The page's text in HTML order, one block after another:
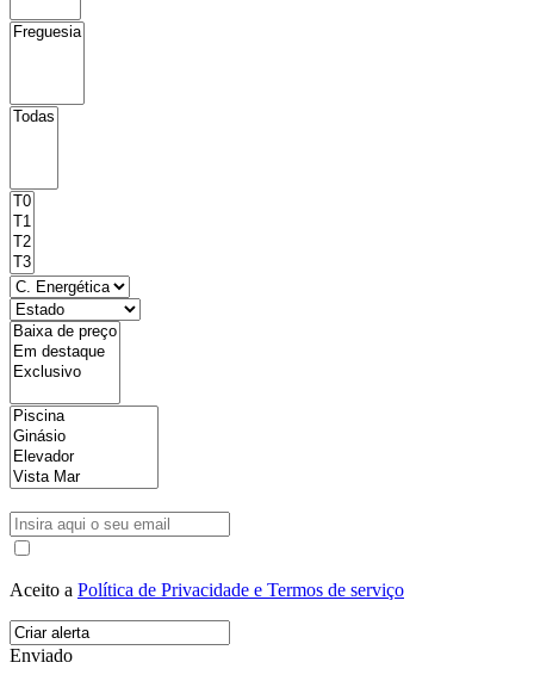
Aceito a Política de Privacidade e Termos de serviço
Enviado